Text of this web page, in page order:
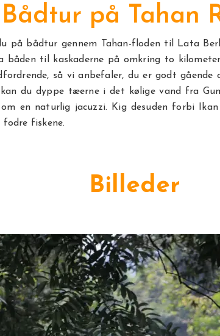
Bådtur på Tahan
på bådtur gennem Tahan-floden til Lata
båden til kaskaderne på omkring to
så vi anbefaler, du er godt
du dyppe tæerne i det kølige vand fra
en naturlig jacuzzi. Kig desuden forbi Ikan
fodre fiskene.
Billeder